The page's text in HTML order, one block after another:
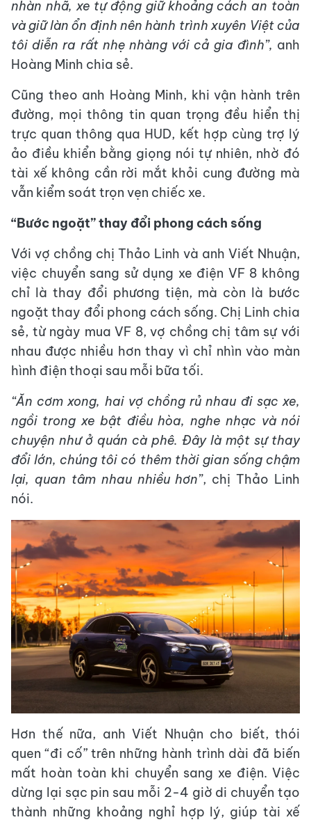
nhàn nhã, xe tự động giữ khoảng cách an toàn
và giữ làn ổn định nên hành trình xuyên Việt của
tôi diễn ra rất nhẹ nhàng với cả gia đình”, anh
Hoàng Minh chia sẻ.
Cũng theo anh Hoàng Minh, khi vận hành trên
đường, mọi thông tin quan trọng đều hiển thị
trực quan thông qua HUD, kết hợp cùng trợ lý
ảo điều khiển bằng giọng nói tự nhiên, nhờ đó
tài xế không cần rời mắt khỏi cung đường mà
vẫn kiểm soát trọn vẹn chiếc xe.
“Bước ngoặt” thay đổi phong cách sống
Với vợ chồng chị Thảo Linh và anh Viết Nhuận,
việc chuyển sang sử dụng xe điện VF 8 không
chỉ là thay đổi phương tiện, mà còn là bước
ngoặt thay đổi phong cách sống. Chị Linh chia
sẻ, từ ngày mua VF 8, vợ chồng chị tâm sự với
nhau được nhiều hơn thay vì chỉ nhìn vào màn
hình điện thoại sau mỗi bữa tối.
“Ăn cơm xong, hai vợ chồng rủ nhau đi sạc xe,
ngồi trong xe bật điều hòa, nghe nhạc và nói
chuyện như ở quán cà phê. Đây là một sự thay
đổi lớn, chúng tôi có thêm thời gian sống chậm
lại, quan tâm nhau nhiều hơn”, chị Thảo Linh
nói.
Hơn thế nữa, anh Viết Nhuận cho biết, thói
quen “đi cố” trên những hành trình dài đã biến
mất hoàn toàn khi chuyển sang xe điện. Việc
dừng lại sạc pin sau mỗi 2-4 giờ di chuyển tạo
thành những khoảng nghỉ hợp lý, giúp tài xế